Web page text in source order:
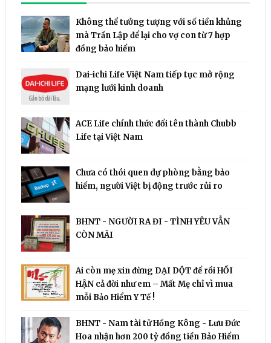
Không thể tưởng tượng với số tiền khủng
mà Trần Lập để lại cho vợ con từ 7 hợp
đồng bảo hiểm
Dai-ichi Life Việt Nam tiếp tục mở rộng
mạng lưới kinh doanh
ACE Life chính thức đổi tên thành Chubb
Life tại Việt Nam
Chưa có thói quen dự phòng bằng bảo
hiểm, người Việt bị động trước rủi ro
BHNT - NGƯỜI RA ĐI - TÌNH YÊU VẪN
CÒN MÃI
Ai còn mẹ xin đừng DẠI DỘT để rồi HỐI
HẬN cả đời như em – Mất Mẹ chỉ vì mua
mỗi Bảo Hiểm Y Tế !
BHNT - Nam tài tử Hồng Kông - Lưu Đức
Hoa nhận hơn 200 tỷ đồng tiền Bảo Hiểm